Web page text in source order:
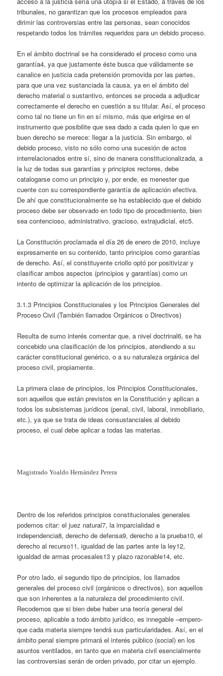
tribunales, no garantizan que los procesos empleados para
dirimir las controversias entre las personas, sean conocidos
respetando todos los trámites requeridos para un debido proceso.
En el ámbito doctrinal se ha considerado el proceso como una
garantía4, ya que justamente éste busca que válidamente se
canalice en justicia cada pretensión promovida por las partes,
para que una vez sustanciada la causa, ya en el ámbito del
derecho material o sustantivo, entonces se proceda a adjudicar
correctamente el derecho en cuestión a su titular. Así, el proceso
como tal no tiene un fin en sí mismo, más que erigirse en el
instrumento que posibilite que sea dado a cada quien lo que en
buen derecho se merece: llegar a la justicia. Sin embargo, el
debido proceso, visto no sólo como una sucesión de actos
interrelacionados entre sí, sino de manera constitucionalizada, a
la luz de todas sus garantías y principios rectores, debe
catalogarse como un principio y, por ende, es menester que
cuente con su correspondiente garantía de aplicación efectiva.
De ahí que constitucionalmente se ha establecido que el debido
proceso debe ser observado en todo tipo de procedimiento, bien
sea contencioso, administrativo, gracioso, extrajudicial, etc5.
La Constitución proclamada el día 26 de enero de 2010, incluye
expresamente en su contenido, tanto principios como garantías
de derecho. Así, el constituyente criollo optó por positivizar y
clasificar ambos aspectos (principios y garantías) como un
intento de optimizar la aplicación de los principios.
3.1.3 Principios Constitucionales y los Principios Generales del
Proceso Civil (También llamados Orgánicos o Directivos)
Resulta de sumo interés comentar que, a nivel doctrinal6, se ha
concebido una clasificación de los principios, atendiendo a su
carácter constitucional genérico, o a su naturaleza orgánica del
proceso civil, propiamente.
La primera clase de principios, los Principios Constitucionales,
son aquellos que están previstos en la Constitución y aplican a
todos los subsistemas jurídicos (penal, civil, laboral, inmobiliario,
etc.), ya que se trata de ideas consustanciales al debido
proceso, el cual debe aplicar a todas las materias.
Magistrado Yoaldo Hernández Perera
Dentro de los referidos principios constitucionales generales
podemos citar: el juez natural7, la imparcialidad e
independencia8, derecho de defensa9, derecho a la prueba10, el
derecho al recurso11, igualdad de las partes ante la ley12,
igualdad de armas procesales13 y plazo razonable14, etc.
Por otro lado, el segundo tipo de principios, los llamados
generales del proceso civil (orgánicos o directivos), son aquellos
que son inherentes a la naturaleza del procedimiento civil.
Recodemos que si bien debe haber una teoría general del
proceso, aplicable a todo ámbito jurídico, es innegable –empero-
que cada materia siempre tendrá sus particularidades. Así, en el
ámbito penal siempre primará el interés público (social) en los
asuntos ventilados, en tanto que en materia civil esencialmente
las controversias serán de orden privado, por citar un ejemplo.